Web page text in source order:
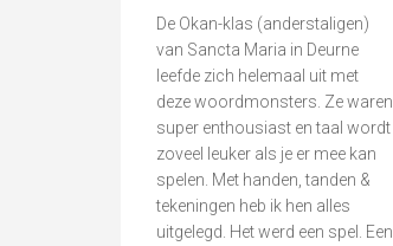
De Okan-klas (anderstaligen)
van Sancta Maria in Deurne
leefde zich helemaal uit met
deze woordmonsters. Ze waren
super enthousiast en taal wordt
zoveel leuker als je er mee kan
spelen. Met handen, tanden &
tekeningen heb ik hen alles
uitgelegd. Het werd een spel. Een